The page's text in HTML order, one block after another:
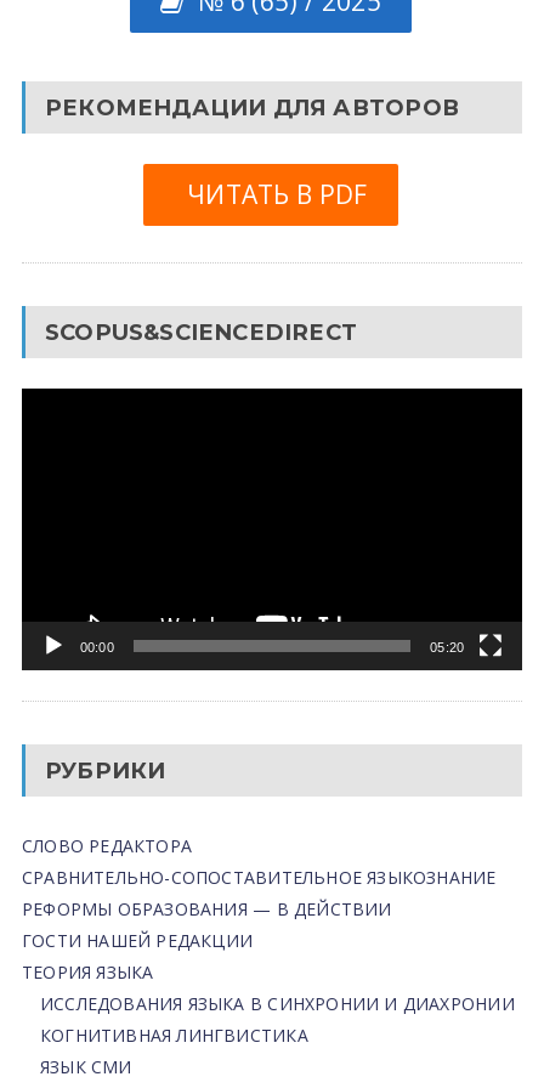
РЕКОМЕНДАЦИИ ДЛЯ АВТОРОВ
ЧИТАТЬ В PDF
SCOPUS&SCIENCEDIRECT
00:00 05:20
РУБРИКИ
СЛОВО РЕДАКТОРА
СРАВНИТЕЛЬНО-СОПОСТАВИТЕЛЬНОЕ ЯЗЫКОЗНАНИЕ
РЕФОРМЫ ОБРАЗОВАНИЯ — В ДЕЙСТВИИ
ГОСТИ НАШЕЙ РЕДАКЦИИ
ТЕОРИЯ ЯЗЫКА
ИССЛЕДОВАНИЯ ЯЗЫКА В СИНХРОНИИ И ДИАХРОНИИ
КОГНИТИВНАЯ ЛИНГВИСТИКА
ЯЗЫК СМИ